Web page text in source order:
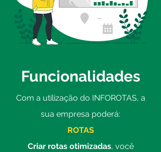
Funcionalidades
Com a utilização do INFOROTAS, a
sua empresa poderá:
ROTAS
Criar rotas otimizadas, você